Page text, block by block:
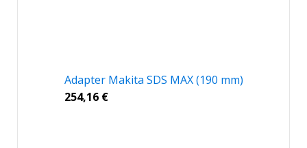
Adapter Makita SDS MAX (190 mm)
254,16 €